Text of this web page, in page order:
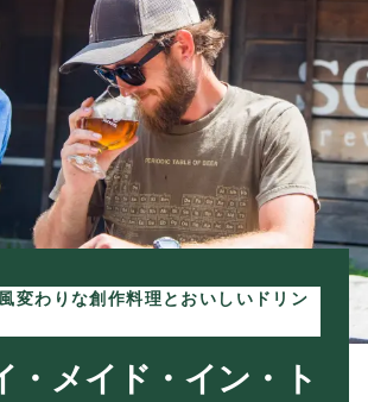
・メイド・イン・ト
変わりな創作料理とおいしいドリン